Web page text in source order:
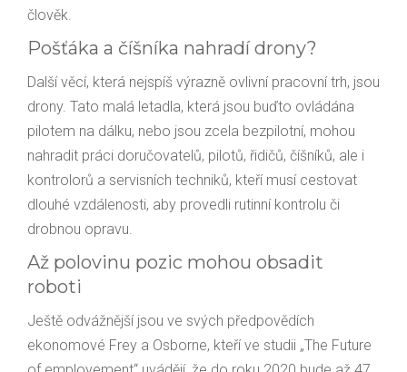
člověk.
Pošťáka a číšníka nahradí drony?
Další věcí, která nejspíš výrazně ovlivní pracovní trh, jsou
drony. Tato malá letadla, která jsou buďto ovládána
pilotem na dálku, nebo jsou zcela bezpilotní, mohou
nahradit práci doručovatelů, pilotů, řidičů, číšníků, ale i
kontrolorů a servisních techniků, kteří musí cestovat
dlouhé vzdálenosti, aby provedli rutinní kontrolu či
drobnou opravu.
Až polovinu pozic mohou obsadit
roboti
Ještě odvážnější jsou ve svých předpovědích
ekonomové Frey a Osborne, kteří ve studii „The Future